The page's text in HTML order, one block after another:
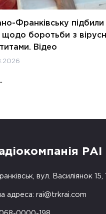
Франківську підбили
щодо боротьби з
Відео
РАІ
вул. Василіянок 15,
адреса: rai@trkrai.com